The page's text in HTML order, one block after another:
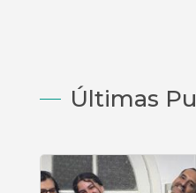
Últimas